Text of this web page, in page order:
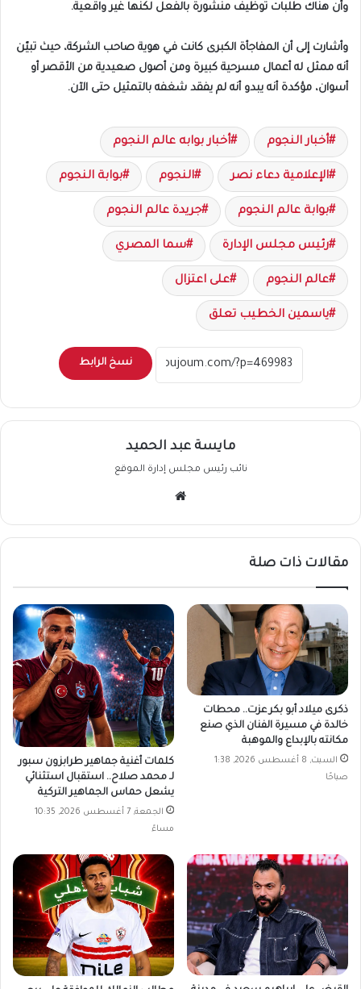
وأن هناك طلبات توظيف منشورة بالفعل لكنها غير واقعية.
وأشارت إلى أن المفاجأة الكبرى كانت في هوية صاحب الشركة، حيث تبيّن
أنه ممثل له أعمال مسرحية كبيرة ومن أصول صعيدية من الأقصر أو
أسوان، مؤكدة أنه يبدو أنه لم يفقد شغفه بالتمثيل حتى الآن.
أخبار النجوم أخبار بوابه عالم النجوم
الإعلامية دعاء نصر النجوم بوابة النجوم
بوابة عالم النجوم جريدة عالم النجوم
رئيس مجلس الإدارة سما المصري
عالم النجوم على اعتزال
ياسمين الخطيب تعلق
نسخ الرابط
مايسة عبد الحميد
نائب رئيس مجلس إدارة الموقع
مقالات ذات صلة
ذكرى ميلاد أبو بكر عزت.. محطات
خالدة في مسيرة الفنان الذي صنع
مكانته بالإبداع والموهبة
السبت, 8 أغسطس 2026, 1:38
صباحًا
كلمات أغنية جماهير طرابزون سبور
لـ محمد صلاح.. استقبال استثنائي
يشعل حماس الجماهير التركية
الجمعة, 7 أغسطس 2026, 10:35
مساءً